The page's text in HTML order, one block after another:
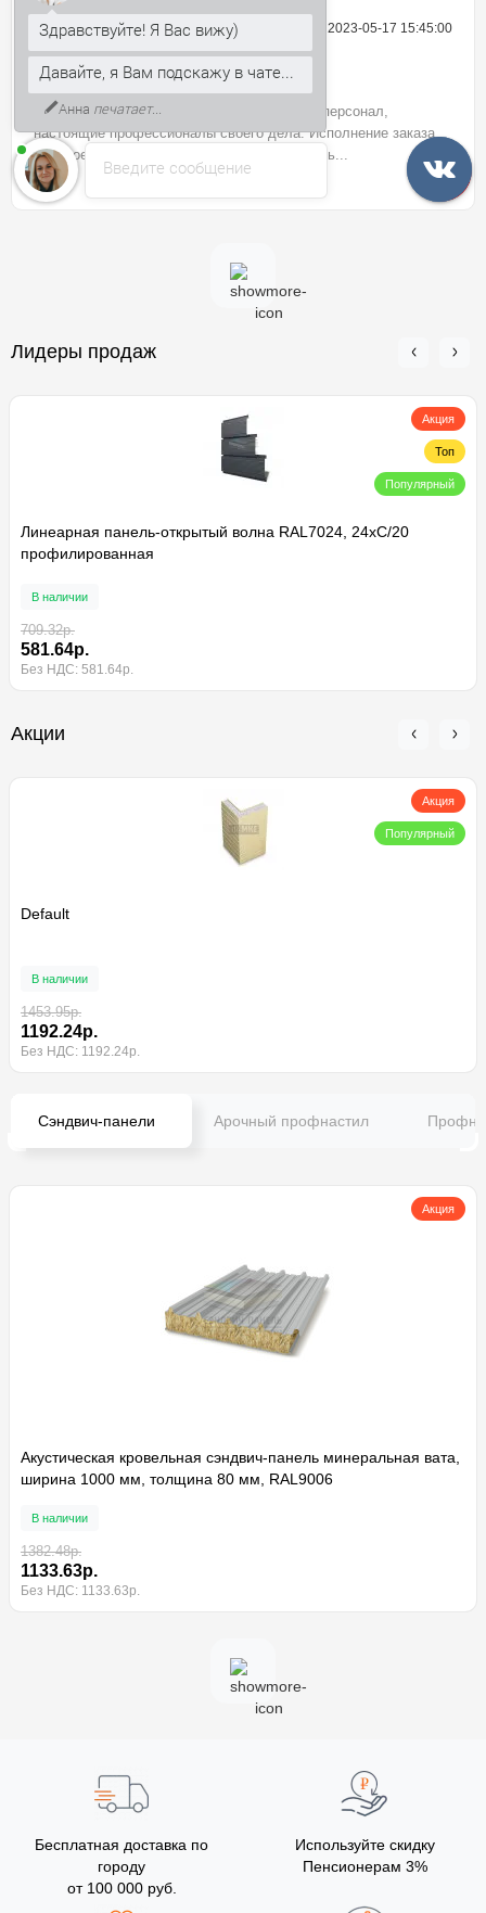
Лидия Владимирова 2023-05-17 15:45:00
Отличный магазин. Грамотный и вежливый персонал,
настоящие профессионалы своего дела. Исполнение заказа
быстрое и бережное. Буду обращаться вновь...
Лидеры продаж
Акция
Топ
Популярный
Линеарная панель-открытый волна RAL7024, 24хС/20
профилированная
В наличии
709.32р.
581.64р.
Без НДС: 581.64р.
Акции
Акция
Популярный
Default
В наличии
1453.95р.
1192.24р.
Без НДС: 1192.24р.
Сэндвич-панели Арочный профнастил
Акция
Акустическая кровельная сэндвич-панель минеральная вата,
ширина 1000 мм, толщина 80 мм, RAL9006
В наличии
1382.48р.
1133.63р.
Без НДС: 1133.63р.
Бесплатная доставка по
городу
от 100 000 руб.
Используйте скидку
Пенсионерам 3%
Введите сообщение
Давайте, я Вам подскажу в чате...
К тому же, могу рассказать, как
получить скидку 5% на первый
заказ.